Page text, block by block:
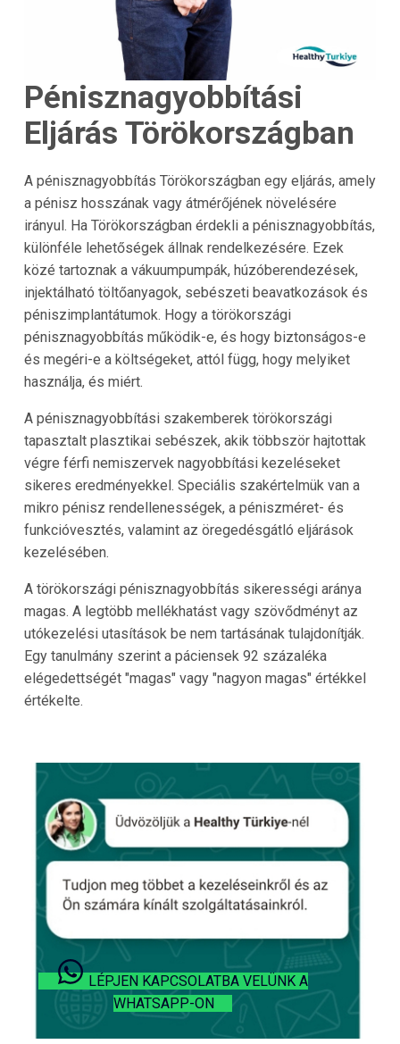
Pénisznagyobbítási
Eljárás Törökországban
A pénisznagyobbítás Törökországban egy eljárás, amely
a pénisz hosszának vagy átmérőjének növelésére
irányul. Ha Törökországban érdekli a pénisznagyobbítás,
különféle lehetőségek állnak rendelkezésére. Ezek
közé tartoznak a vákuumpumpák, húzóberendezések,
injektálható töltőanyagok, sebészeti beavatkozások és
péniszimplantátumok. Hogy a törökországi
pénisznagyobbítás működik-e, és hogy biztonságos-e
és megéri-e a költségeket, attól függ, hogy melyiket
használja, és miért.
A pénisznagyobbítási szakemberek törökországi
tapasztalt plasztikai sebészek, akik többször hajtottak
végre férfi nemiszervek nagyobbítási kezeléseket
sikeres eredményekkel. Speciális szakértelmük van a
mikro pénisz rendellenességek, a péniszméret- és
funkcióvesztés, valamint az öregedésgátló eljárások
kezelésében.
A törökországi pénisznagyobbítás sikerességi aránya
magas. A legtöbb mellékhatást vagy szövődményt az
utókezelési utasítások be nem tartásának tulajdonítják.
Egy tanulmány szerint a páciensek 92 százaléka
elégedettségét "magas" vagy "nagyon magas" értékkel
értékelte.
LÉPJEN KAPCSOLATBA VELÜNK A
WHATSAPP-ON